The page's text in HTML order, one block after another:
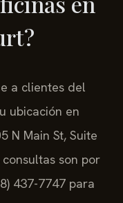
a clientes del
ubicación en
N Main St, Suite
consultas son por
437-7747 para